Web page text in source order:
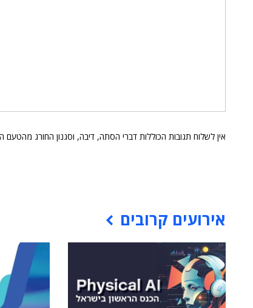
אין לשלוח תגובות הכוללות דברי הסתה, דיבה, וסגנון החורג מהטעם
אירועים קרובים